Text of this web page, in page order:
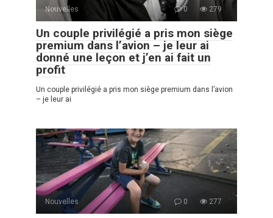
Nouvelles 0 279
Un couple privilégié a pris mon siège
premium dans l’avion – je leur ai
donné une leçon et j’en ai fait un
profit
Un couple privilégié a pris mon siège premium dans l’avion
– je leur ai
Nouvelles 0 277